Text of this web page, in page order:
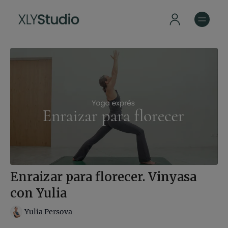
Enraizar para florecer. Vinyasa
con Yulia
Yulia Persova